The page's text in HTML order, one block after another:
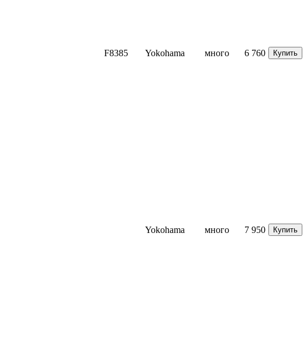
F8385 Yokohama много 6 760 Купить
Yokohama много 7 950 Купить